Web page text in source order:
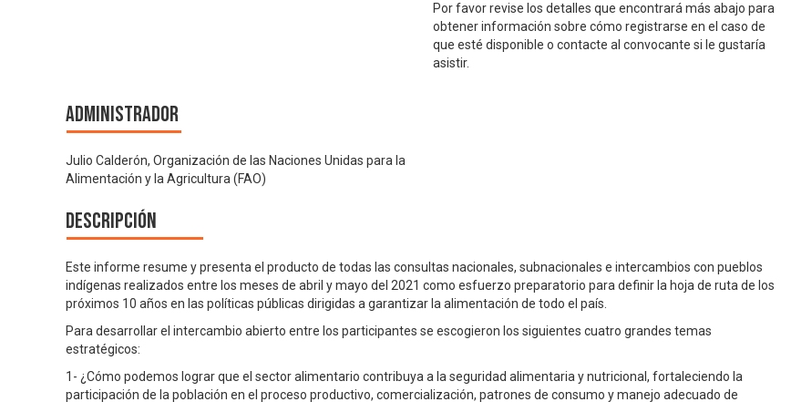
Por favor revise los detalles que encontrará más abajo para
obtener información sobre cómo registrarse en el caso de
que esté disponible o contacte al convocante si le gustaría
asistir.
Administrador
Julio Calderón, Organización de las Naciones Unidas para la
Alimentación y la Agricultura (FAO)
Descripción
Este informe resume y presenta el producto de todas las consultas nacionales, subnacionales e intercambios con pueblos
indígenas realizados entre los meses de abril y mayo del 2021 como esfuerzo preparatorio para definir la hoja de ruta de los
próximos 10 años en las políticas públicas dirigidas a garantizar la alimentación de todo el país.
Para desarrollar el intercambio abierto entre los participantes se escogieron los siguientes cuatro grandes temas
estratégicos:
1- ¿Cómo podemos lograr que el sector alimentario contribuya a la seguridad alimentaria y nutricional, fortaleciendo la
participación de la población en el proceso productivo, comercialización, patrones de consumo y manejo adecuado de